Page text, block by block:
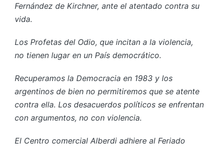
Fernández de Kirchner, ante el atentado contra su
vida.
Los Profetas del Odio, que incitan a la violencia,
no tienen lugar en un País democrático.
Recuperamos la Democracia en 1983 y los
argentinos de bien no permitiremos que se atente
contra ella. Los desacuerdos políticos se enfrentan
con argumentos, no con violencia.
El Centro comercial Alberdi adhiere al Feriado